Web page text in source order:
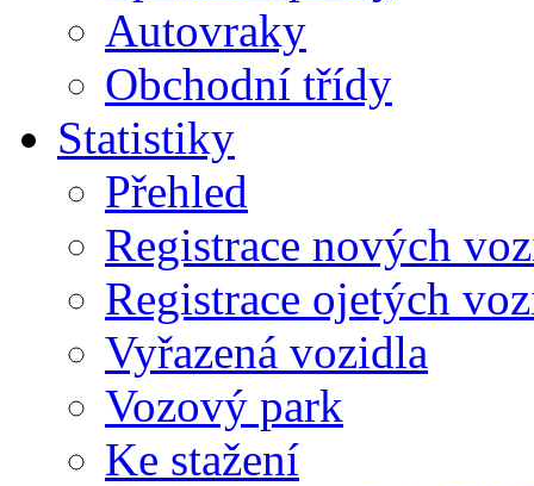
Autovraky
Obchodní třídy
Statistiky
Přehled
Registrace nových
Registrace ojetých
Vyřazená vozidla
Vozový park
Ke stažení